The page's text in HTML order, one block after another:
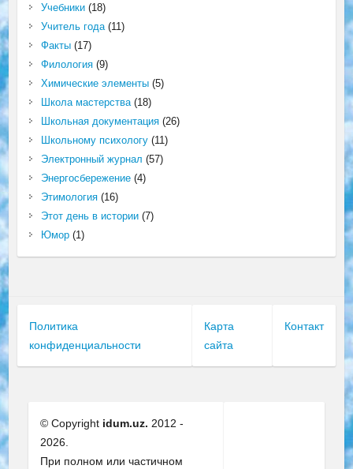
Учебники(18)
Учитель года(11)
Факты(17)
Филология(9)
Химические элементы(5)
Школа мастерства(18)
Школьная документация(26)
Школьному психологу(11)
Электронный журнал (57)
Энергосбережение(4)
Этимология(16)
Этот день в истории(7)
Юмор(1)
Политика
конфиденциальности
Карта
сайта
Контакт
© Copyright idum.uz. 2012 -
2026.
При полном или частичном